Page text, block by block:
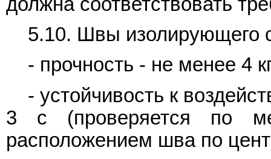
5.10. Швы изолирующего
- прочность - не менее 4
- устойчивость к
3 с (проверяется по
расположением шва по